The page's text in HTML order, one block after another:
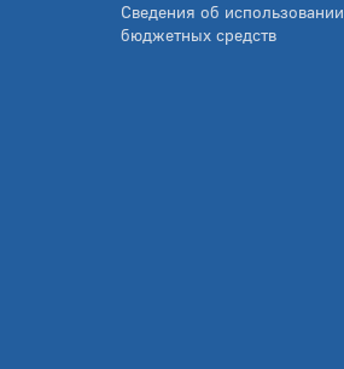
Сведения об использовании
бюджетных средств